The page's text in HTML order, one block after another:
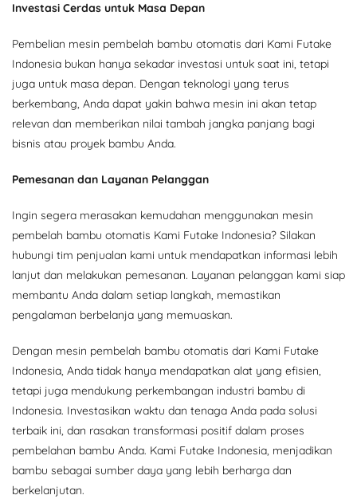
Investasi Cerdas untuk Masa Depan
Pembelian mesin pembelah bambu otomatis dari Kami Futake
Indonesia bukan hanya sekadar investasi untuk saat ini, tetapi
juga untuk masa depan. Dengan teknologi yang terus
berkembang, Anda dapat yakin bahwa mesin ini akan tetap
relevan dan memberikan nilai tambah jangka panjang bagi
bisnis atau proyek bambu Anda.
Pemesanan dan Layanan Pelanggan
Ingin segera merasakan kemudahan menggunakan mesin
pembelah bambu otomatis Kami Futake Indonesia? Silakan
hubungi tim penjualan kami untuk mendapatkan informasi lebih
lanjut dan melakukan pemesanan. Layanan pelanggan kami siap
membantu Anda dalam setiap langkah, memastikan
pengalaman berbelanja yang memuaskan.
Dengan mesin pembelah bambu otomatis dari Kami Futake
Indonesia, Anda tidak hanya mendapatkan alat yang efisien,
tetapi juga mendukung perkembangan industri bambu di
Indonesia. Investasikan waktu dan tenaga Anda pada solusi
terbaik ini, dan rasakan transformasi positif dalam proses
pembelahan bambu Anda. Kami Futake Indonesia, menjadikan
bambu sebagai sumber daya yang lebih berharga dan
berkelanjutan.